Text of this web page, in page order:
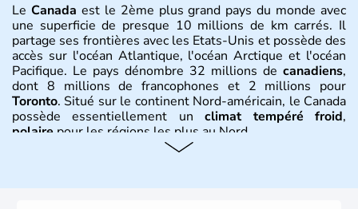
Le Canada est le 2ème plus grand pays du monde avec
une superficie de presque 10 millions de km carrés. Il
partage ses frontières avec les Etats-Unis et possède des
accès sur l'océan Atlantique, l'océan Arctique et l'océan
Pacifique. Le pays dénombre 32 millions de canadiens,
dont 8 millions de francophones et 2 millions pour
Toronto. Situé sur le continent Nord-américain, le Canada
possède essentiellement unclimat tempéré froid,
polaire pour les régions les plus au Nord.